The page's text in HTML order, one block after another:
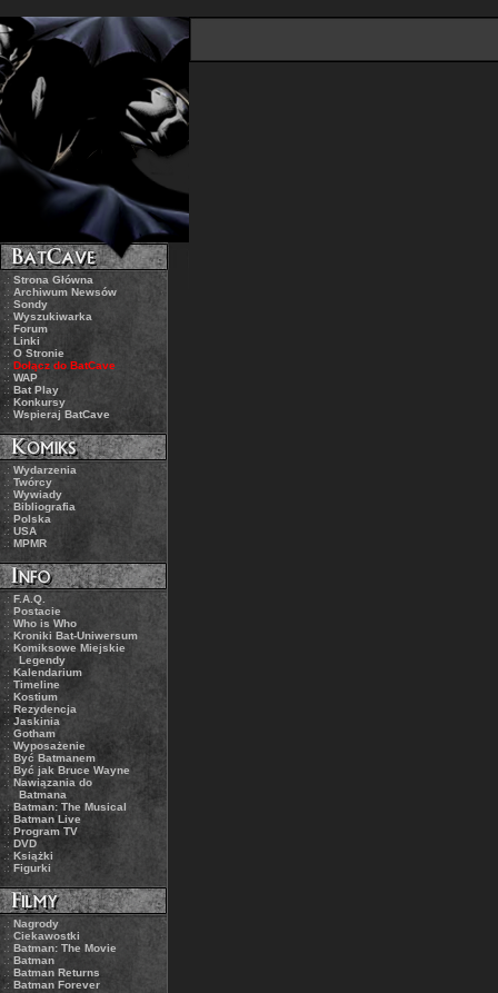
.: Strona Główna
.: Archiwum Newsów
.: Sondy
.:Wyszukiwarka
.: Forum
.: Linki
.: O Stronie
.: Dołącz do BatCave
.: WAP
.: Bat Play
.: Konkursy
.: Wspieraj BatCave
.: Wydarzenia
.: Twórcy
.: Wywiady
.:Bibliografia
.: Polska
.: USA
.: MPMR
.: F.A.Q.
.: Postacie
.: Who is Who
.:Kroniki Bat-Uniwersum
.: Komiksowe Miejskie
Legendy
.: Kalendarium
.: Timeline
.: Kostium
.: Rezydencja
.: Jaskinia
.: Gotham
.:Wyposażenie
.: Być Batmanem
.: Być jak Bruce Wayne
.: Nawiązania do
Batmana
.:Batman: The Musical
.: Batman Live
.: Program TV
.: DVD
.:Książki
.: Figurki
.: Nagrody
.: Ciekawostki
.: Batman: The Movie
.:Batman
.: Batman Returns
.: Batman Forever